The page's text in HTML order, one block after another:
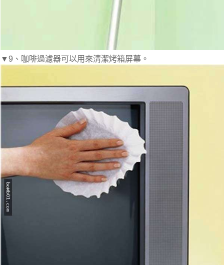
▼9、咖啡過濾器可以用來清潔烤箱屏幕。